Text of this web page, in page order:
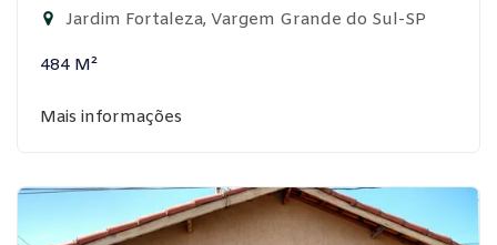
Jardim Fortaleza, Vargem Grande do Sul-SP
484 M²
Mais informações